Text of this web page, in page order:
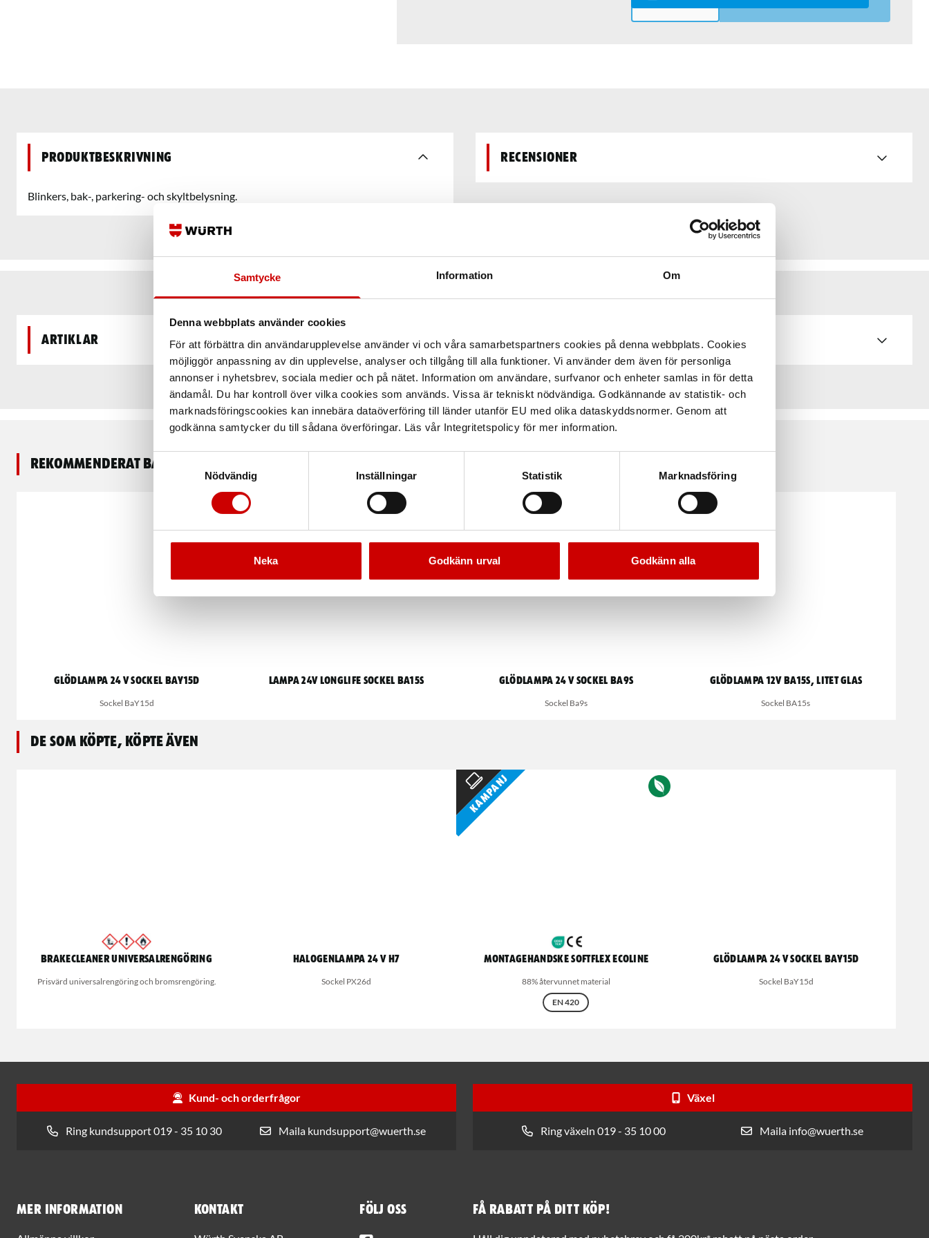
Samtycke Information Om
Denna webbplats använder cookies
För att förbättra din användarupplevelse använder vi och våra samarbetspartners cookies på denna webbplats. Cookies
möjliggör anpassning av din upplevelse, analyser och tillgång till alla funktioner. Vi använder dem även för personliga
annonser i nyhetsbrev, sociala medier och på nätet. Information om användare, surfvanor och enheter samlas in för detta
ändamål. Du har kontroll över vilka cookies som används. Vissa är tekniskt nödvändiga. Godkännande av statistik- och
marknadsföringscookies kan innebära dataöverföring till länder utanför EU med olika dataskyddsnormer. Genom att
godkänna samtycker du till sådana överföringar. Läs vår Integritetspolicy för mer information.
Samtyckesval
Nödvändig
Inställningar Statistik Marknadsföring
Neka Godkänn urval Godkänn alla
Produktbeskrivning
Blinkers, bak-, parkering- och skyltbelysning.
Recensioner
Artiklar
Rekommenderat baserat på vald produkt
Glödlampa 24 V sockel BaY15d
Sockel BaY15d
Lampa 24V Longlife sockel BA15S Glödlampa 24 V sockel Ba9s
Sockel Ba9s
Glödlampa 12V BA15s, litet glas
Sockel BA15s
De som köpte, köpte även
Brakecleaner universalrengöring
Prisvärd universalrengöring och bromsrengöring.
Halogenlampa 24 V H7
Sockel PX26d
Kampanj
Montagehandske Softflex Ecoline
88% återvunnet material
EN 420
Glödlampa 24 V sockel BaY15d
Sockel BaY15d
Kund- och orderfrågor
Ring kundsupport 019 - 35 10 30 Maila kundsupport@wuerth.se
Växel
Ring växeln 019 - 35 10 00 Maila info@wuerth.se
Mer information Kontakt Följ oss Få rabatt på ditt köp!